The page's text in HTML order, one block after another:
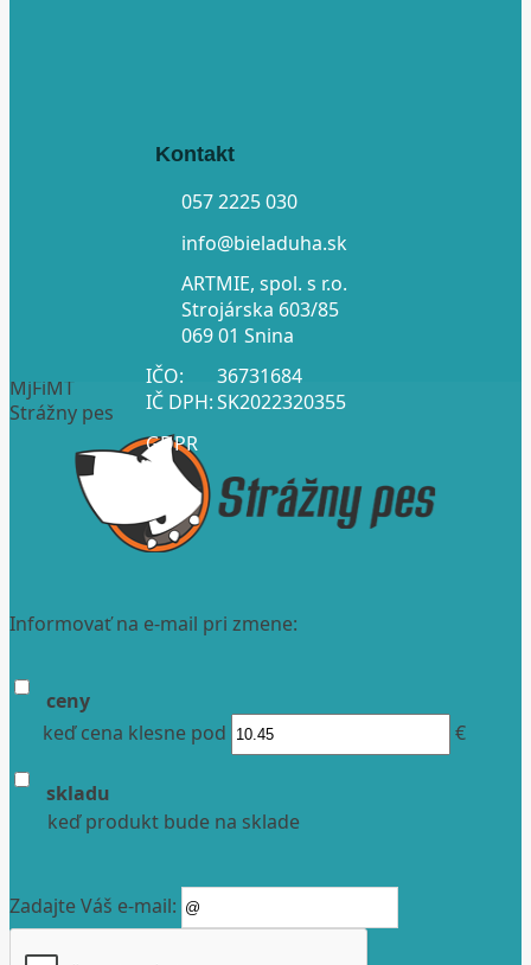
Kontakt
057 2225 030
info@bieladuha.sk
ARTMIE, spol. s r.o.
Strojárska 603/85
069 01 Snina
IČO:
36731684
IČ DPH:SK2022320355
GDPR
MjFiMT
Strážny pes
Informovať na e-mail pri zmene:
ceny
keď cena klesne pod
€
skladu
keď produkt bude na sklade
Zadajte Váš e-mail: